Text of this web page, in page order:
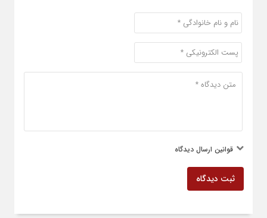
قوانین ارسال دیدگاه
ثبت دیدگاه